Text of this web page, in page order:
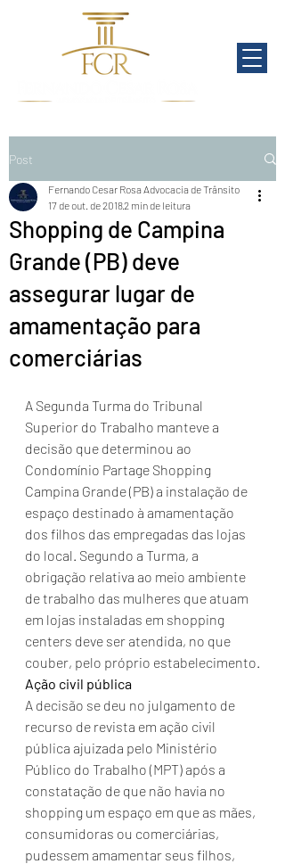
Post
Shopping de Campina
Grande (PB) deve
assegurar lugar de
amamentação para
comerciárias
Fernando Cesar Rosa Advocacia de Trânsito
17 de out. de 20182 min de leitura
A Segunda Turma do Tribunal
Superior do Trabalho manteve a
decisão que determinou ao
Condomínio Partage Shopping
Campina Grande (PB) a instalação de
espaço destinado à amamentação
dos filhos das empregadas das lojas
do local. Segundo a Turma, a
obrigação relativa ao meio ambiente
de trabalho das mulheres que atuam
em lojas instaladas em shopping
centers deve ser atendida, no que
couber, pelo próprio estabelecimento.
Ação civil pública
A decisão se deu no julgamento de
recurso de revista em ação civil
pública ajuizada pelo Ministério
Público do Trabalho (MPT) após a
constatação de que não havia no
shopping um espaço em que as mães,
consumidoras ou comerciárias,
pudessem amamentar seus filhos,